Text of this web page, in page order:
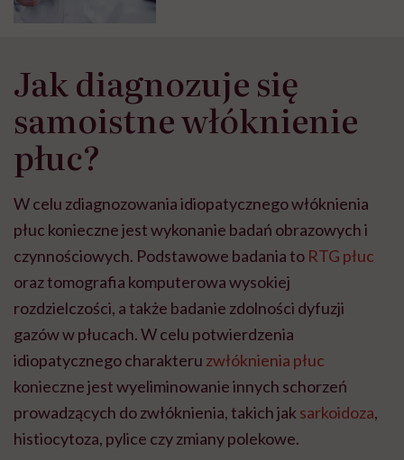
Jak diagnozuje się
samoistne włóknienie
płuc?
W celu zdiagnozowania idiopatycznego włóknienia
płuc konieczne jest wykonanie badań obrazowych i
czynnościowych. Podstawowe badania to RTG płuc
oraz tomografia komputerowa wysokiej
rozdzielczości, a także badanie zdolności dyfuzji
gazów w płucach. W celu potwierdzenia
idiopatycznego charakteru zwłóknienia płuc
konieczne jest wyeliminowanie innych schorzeń
prowadzących do zwłóknienia, takich jak sarkoidoza,
histiocytoza, pylice czy zmiany polekowe.